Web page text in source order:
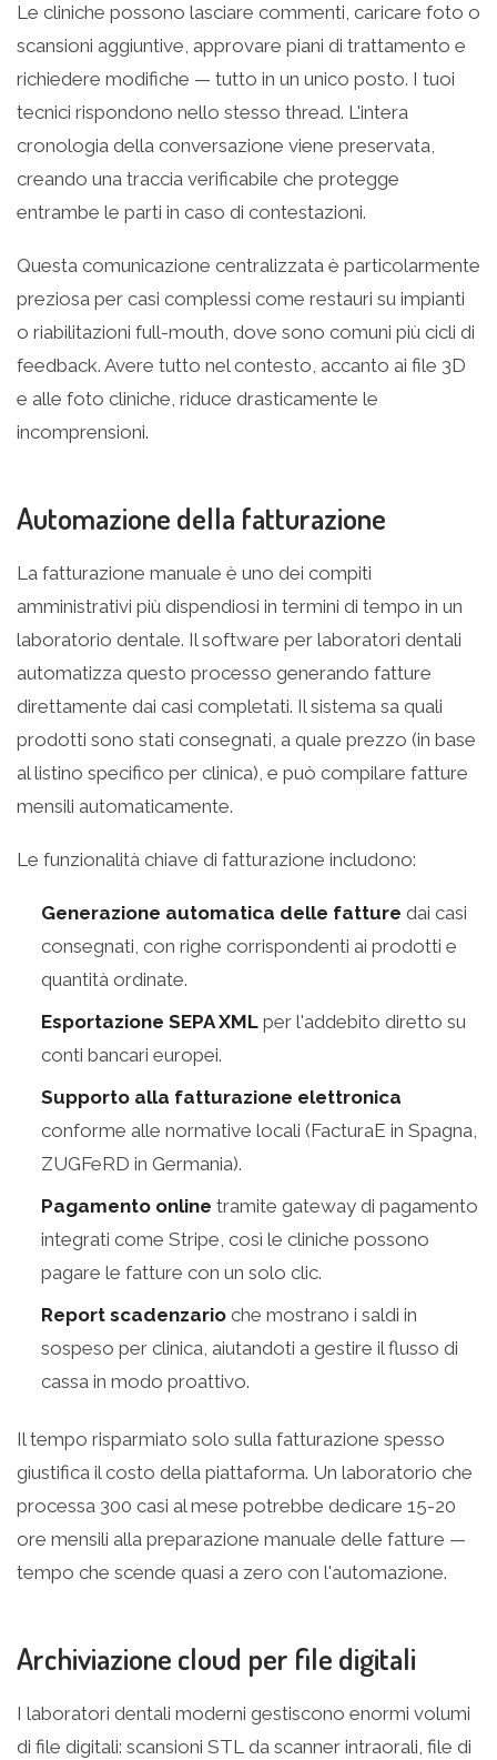
Le cliniche possono lasciare commenti, caricare foto o
scansioni aggiuntive, approvare piani di trattamento e
richiedere modifiche — tutto in un unico posto. I tuoi
tecnici rispondono nello stesso thread. L'intera
cronologia della conversazione viene preservata,
creando una traccia verificabile che protegge
entrambe le parti in caso di contestazioni.
Questa comunicazione centralizzata è particolarmente
preziosa per casi complessi come restauri su impianti
o riabilitazioni full-mouth, dove sono comuni più cicli di
feedback. Avere tutto nel contesto, accanto ai file 3D
e alle foto cliniche, riduce drasticamente le
incomprensioni.
Automazione della fatturazione
La fatturazione manuale è uno dei compiti
amministrativi più dispendiosi in termini di tempo in un
laboratorio dentale. Il software per laboratori dentali
automatizza questo processo generando fatture
direttamente dai casi completati. Il sistema sa quali
prodotti sono stati consegnati, a quale prezzo (in base
al listino specifico per clinica), e può compilare fatture
mensili automaticamente.
Le funzionalità chiave di fatturazione includono:
Generazione automatica delle fatture dai casi
consegnati, con righe corrispondenti ai prodotti e
quantità ordinate.
Esportazione SEPA XML per l'addebito diretto su
conti bancari europei.
Supporto alla fatturazione elettronica
conforme alle normative locali (FacturaE in Spagna,
ZUGFeRD in Germania).
Pagamento online tramite gateway di pagamento
integrati come Stripe, così le cliniche possono
pagare le fatture con un solo clic.
Report scadenzario che mostrano i saldi in
sospeso per clinica, aiutandoti a gestire il flusso di
cassa in modo proattivo.
Il tempo risparmiato solo sulla fatturazione spesso
giustifica il costo della piattaforma. Un laboratorio che
processa 300 casi al mese potrebbe dedicare 15-20
ore mensili alla preparazione manuale delle fatture —
tempo che scende quasi a zero con l'automazione.
Archiviazione cloud per file digitali
I laboratori dentali moderni gestiscono enormi volumi
di file digitali: scansioni STL da scanner intraorali, file di